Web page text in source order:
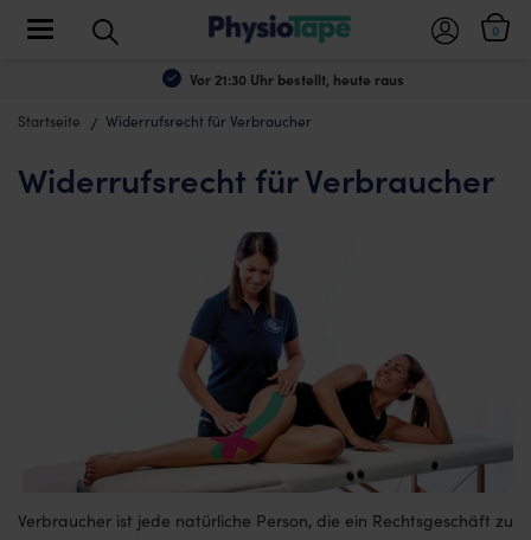
Vor 21:30 Uhr bestellt, heute raus
0
Toggle navigation
Startseite Widerrufsrecht für Verbraucher
Widerrufsrecht für Verbraucher
Verbraucher ist jede natürliche Person, die ein Rechtsgeschäft zu